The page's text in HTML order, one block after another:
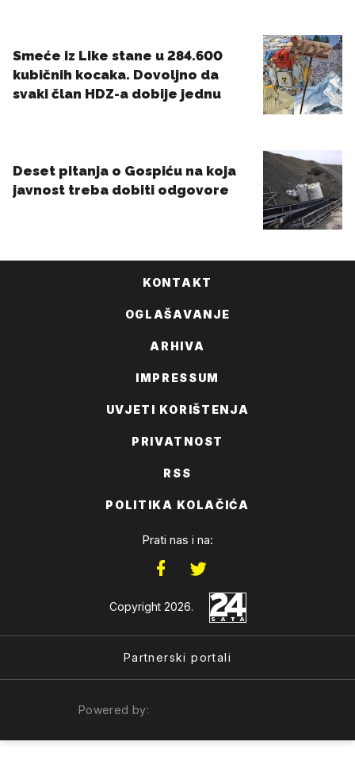
KONTAKT
OGLAŠAVANJE
ARHIVA
IMPRESSUM
UVJETI KORIŠTENJA
PRIVATNOST
RSS
POLITIKA KOLAČIĆA
Prati nas i na:
Copyright 2026.
Partnerski portali
Powered by: